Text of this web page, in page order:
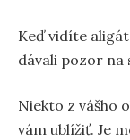
Keď vidíte
dávali pozor na
Niekto z vášho
vám ublížiť. Je